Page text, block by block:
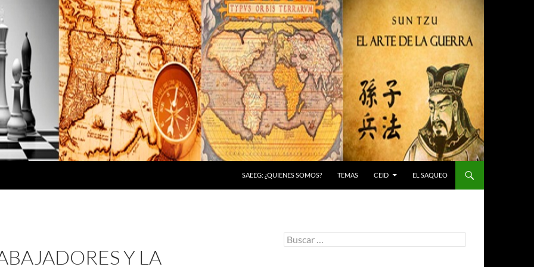
SAEEG: ¿QUIENES SOMOS? TEMAS CEID EL SAQUEO
Y LA
Buscar: